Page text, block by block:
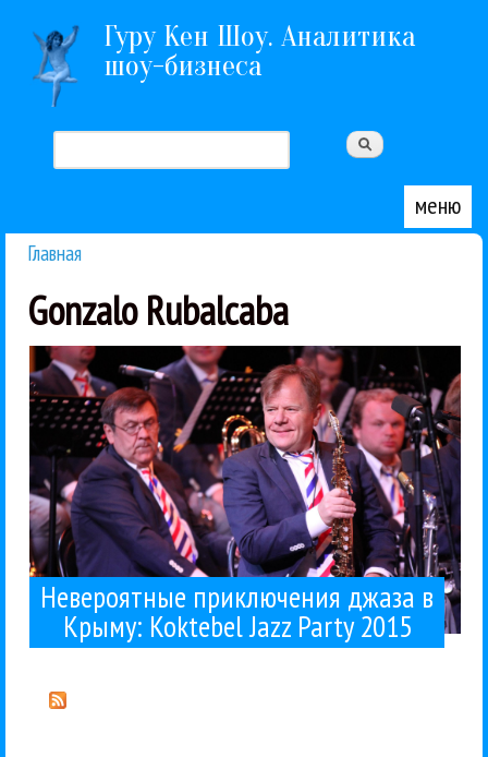
Перейти к основному содержанию
Гуру Кен Шоу. Аналитика
шоу-бизнеса
Форма поиска
меню
Главная
Gonzalo Rubalcaba
Невероятные приключения джаза в
Крыму: Koktebel Jazz Party 2015
Невероятные приключения
джаза в Крыму: Koktebel Jazz
De Phazz Gonzalo Rubalcaba Koktebel Jazz
Stefano di Battista
Лариса Долина
признания в любви к джазу, открытия —
расскажем обо всем. Начать лучше со статистики,
потому что пришлось...